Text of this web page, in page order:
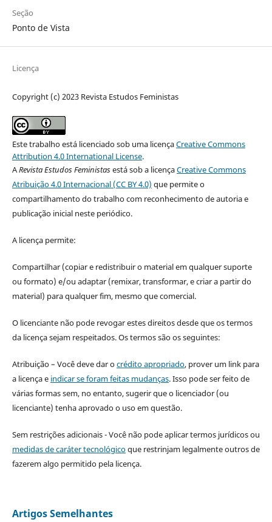
Seção
Ponto de Vista
Licença
Copyright (c) 2023 Revista Estudos Feministas
Este trabalho está licenciado sob uma licençaCreative Commons
Attribution 4.0 International License.
ARevista Estudos Feministasestá sob a licençaCreative Commons
Atribuição 4.0 Internacional (CC BY 4.0) que permite o
compartilhamento do trabalho com reconhecimento de autoria e
publicação inicial neste periódico.
A licença permite:
Compartilhar (copiar e redistribuir o material em qualquer suporte
ou formato) e/ou adaptar (remixar, transformar, e criar a partir do
material) para qualquer fim, mesmo que comercial.
O licenciante não pode revogar estes direitos desde que os termos
da licença sejam respeitados. Os termos são os seguintes:
Atribuição – Você deve dar ocrédito apropriado, prover um link para
a licença e indicar se foram feitas mudanças. Isso pode ser feito de
várias formas sem, no entanto, sugerir que o licenciador (ou
licenciante) tenha aprovado o uso em questão.
Sem restrições adicionais - Você não pode aplicar termos jurídicos ou
medidas de caráter tecnológicoque restrinjam legalmente outros de
fazerem algo permitido pela licença.
Artigos Semelhantes